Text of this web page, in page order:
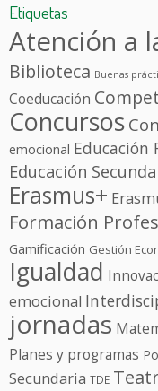
Etiquetas
Atención a
Biblioteca Buenas
Coeducación
Concursos
emocional Educación
Educación
Erasmus+
Formación
Gamificación Gestión
Igualdad
emocional
jornadas
Planes y programas
Secundaria TDE